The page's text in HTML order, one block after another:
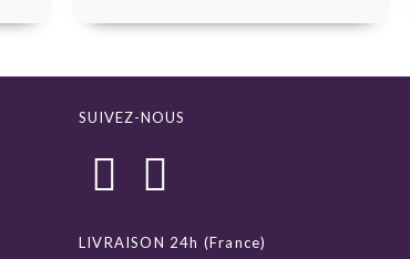
SUIVEZ-NOUS
LIVRAISON 24h (France)